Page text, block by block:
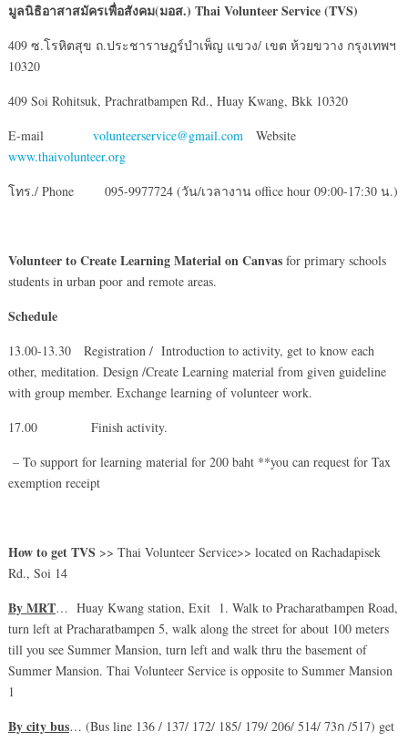
มูลนิธิอาสาสมัครเพื่อสังคม(มอส.) Thai Volunteer Service (TVS)
409 ซ.โรหิตสุข ถ.ประชาราษฎร์บำเพ็ญ แขวง/ เขต ห้วยขวาง กรุงเทพฯ
10320
409 Soi Rohitsuk, Prachratbampen Rd., Huay Kwang, Bkk 10320
E-mail volunteerservice@gmail.comWebsite
www.thaivolunteer.org
โทร./ Phone 095-9977724 (วัน/เวลางาน office hour 09:00-17:30 น.)
Volunteer to Create Learning Material on Canvasfor primary schools
students in urban poor and remote areas.
Schedule
13.00-13.30 Registration / Introduction to activity, get to know each
other, meditation. Design /Create Learning material from given guideline
with group member. Exchange learning of volunteer work.
17.00 Finish activity.
– To support for learning material for 200 baht **you can request for Tax
exemption receipt
How to get TVS >> Thai Volunteer Service>> located on Rachadapisek
Rd., Soi 14
By MRT… Huay Kwang station, Exit 1. Walk to Pracharatbampen Road,
turn left at Pracharatbampen 5, walk along the street for about 100 meters
till you see Summer Mansion, turn left and walk thru the basement of
Summer Mansion. Thai Volunteer Service is opposite to Summer Mansion
1
By city bus… (Bus line 136 / 137/ 172/ 185/ 179/ 206/ 514/ 73ก /517) get